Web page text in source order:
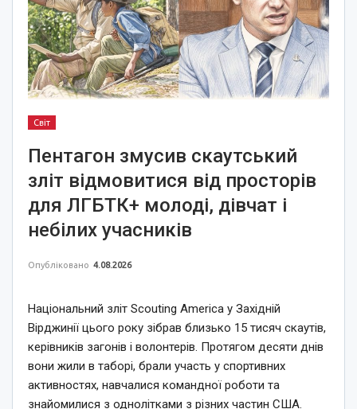
Світ
Пентагон змусив скаутський
зліт відмовитися від просторів
для ЛГБТК+ молоді, дівчат і
небілих учасників
Опубліковано 4.08.2026
Національний зліт Scouting America у Західній
Вірджинії цього року зібрав близько 15 тисяч скаутів,
керівників загонів і волонтерів. Протягом десяти днів
вони жили в таборі, брали участь у спортивних
активностях, навчалися командної роботи та
знайомилися з однолітками з різних частин США.